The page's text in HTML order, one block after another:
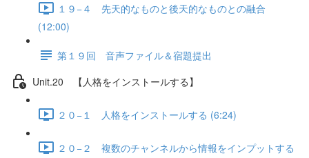
１９−４ 先天的なものと後天的なものとの融合
(12:00)
第１９回 音声ファイル＆宿題提出
Unit.20 【人格をインストールする】
２０−１ 人格をインストールする (6:24)
２０−２ 複数のチャンネルから情報をインプットする